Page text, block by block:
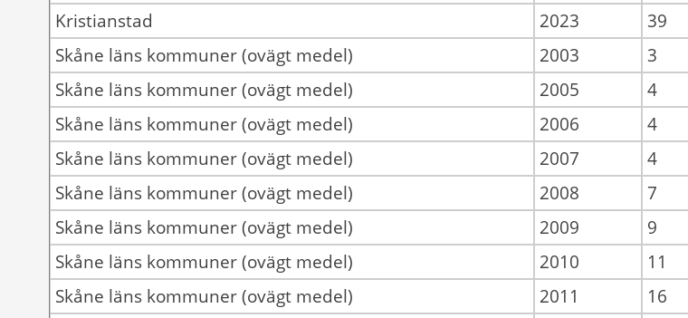
Kristianstad
2023
39
Skåne läns kommuner (ovägt medel)
2003
3
Skåne läns kommuner (ovägt medel)
2005
4
Skåne läns kommuner (ovägt medel)
2006
4
Skåne läns kommuner (ovägt medel)
2007
4
Skåne läns kommuner (ovägt medel)
2008
7
Skåne läns kommuner (ovägt medel)
2009
9
Skåne läns kommuner (ovägt medel)
2010
11
Skåne läns kommuner (ovägt medel)
2011
16